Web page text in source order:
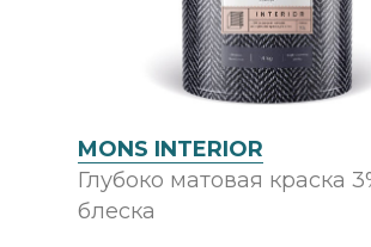
MONS INTERIOR
Глубоко матовая краска
блеска